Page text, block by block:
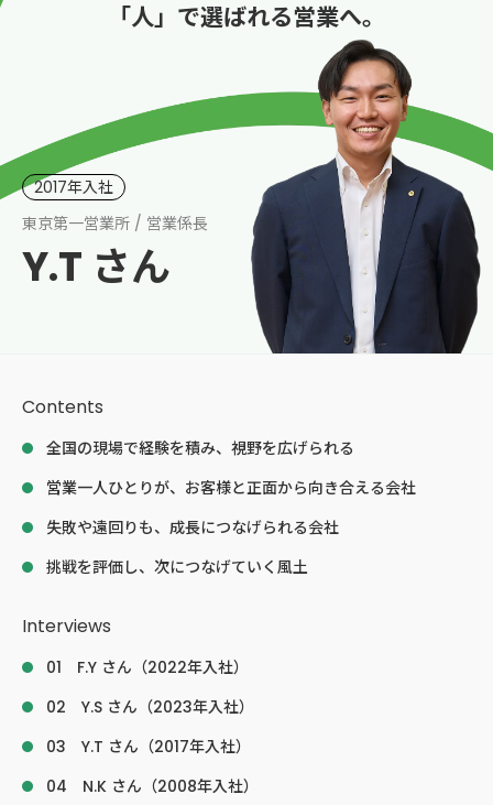
「人」で選ばれる営業へ。
2017年入社
東京第一営業所 / 営業係長
Y.T さん
Contents
全国の現場で経験を積み、視野を広げられる
営業一人ひとりが、お客様と正面から向き合える会社
失敗や遠回りも、成長につなげられる会社
挑戦を評価し、次につなげていく風土
Interviews
01 F.Y さん（2022年入社）
02 Y.S さん（2023年入社）
03 Y.T さん（2017年入社）
04 N.K さん（2008年入社）